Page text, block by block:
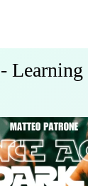
Learning